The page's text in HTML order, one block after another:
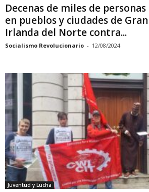
Decenas de miles de
en pueblos y ciudades de
Irlanda del Norte contra...
Socialismo Revolucionario - 12/08/2024
Juventud y Lucha